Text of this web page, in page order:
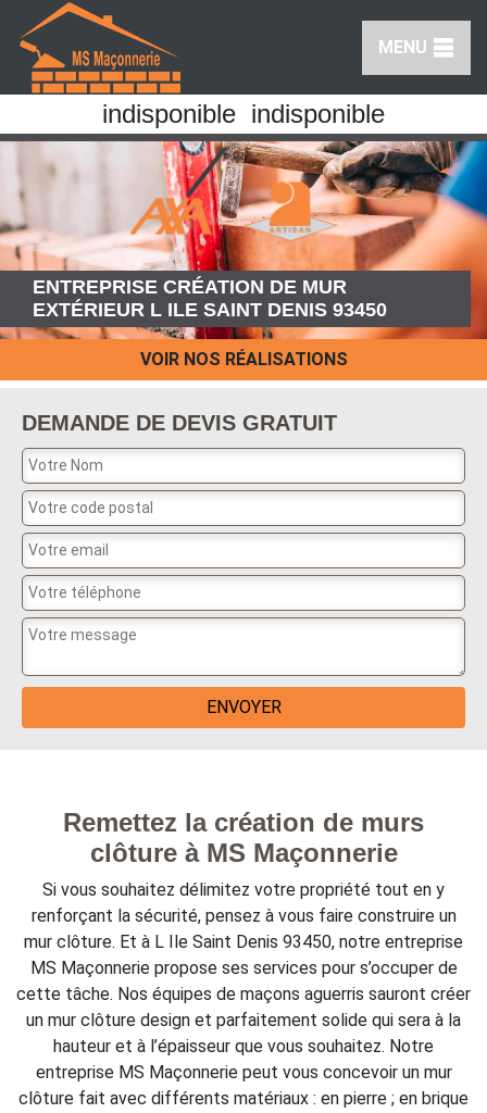
MENU
indisponible indisponible
ENTREPRISE CRÉATION DE MUR
EXTÉRIEUR L ILE SAINT DENIS 93450
VOIR NOS RÉALISATIONS
DEMANDE DE DEVIS GRATUIT
Remettez la création de murs
clôture à MS Maçonnerie
Si vous souhaitez délimitez votre propriété tout en y
renforçant la sécurité, pensez à vous faire construire un
mur clôture. Et à L Ile Saint Denis 93450, notre entreprise
MS Maçonnerie propose ses services pour s’occuper de
cette tâche. Nos équipes de maçons aguerris sauront créer
un mur clôture design et parfaitement solide qui sera à la
hauteur et à l’épaisseur que vous souhaitez. Notre
entreprise MS Maçonnerie peut vous concevoir un mur
clôture fait avec différents matériaux : en pierre ; en brique